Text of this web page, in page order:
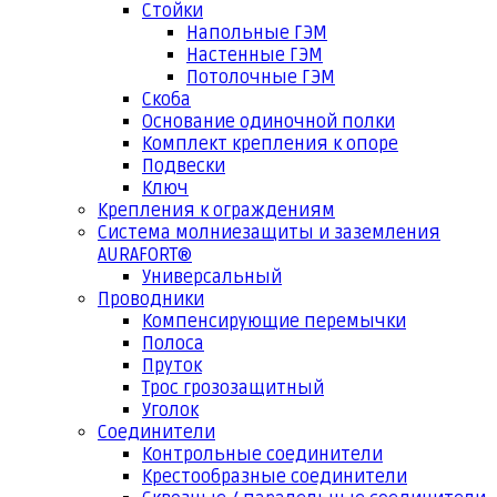
Стойки
Напольные ГЭМ
Настенные ГЭМ
Потолочные ГЭМ
Скоба
Основание одиночной полки
Комплект крепления к опоре
Подвески
Ключ
Крепления к ограждениям
Система молниезащиты и заземления
AURAFORT®
Универсальный
Проводники
Компенсирующие перемычки
Полоса
Пруток
Трос грозозащитный
Уголок
Соединители
Контрольные соединители
Крестообразные соединители